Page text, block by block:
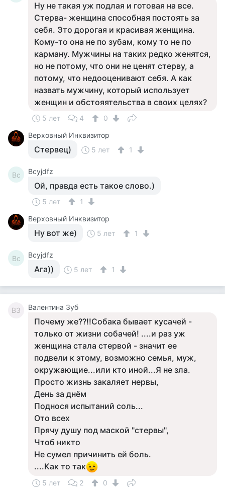
Ну не такая уж подлая и готовая на все.
Стерва- женщина способная постоять за
себя. Это дорогая и красивая женщина.
Кому-то она не по зубам, кому то не по
карману. Мужчины на таких редко женятся,
но не потому, что они не ценят стерву, а
потому, что недооценивают себя. А как
назвать мужчину, который использует
женщин и обстояятельства в своих целях?
5 лет 4
0
Верховный Инквизитор
Стервец) 5 лет 1
Bc Bcyjdfz
Ой, правда есть такое слово.)
5 лет
1
Верховный Инквизитор
Ну вот же) 5 лет 1
Bc Bcyjdfz
Ага)) 5 лет 1
ВЗ Валентина Зуб
Почему же??!!Собака бывает кусачей -
только от жизни собачей! ....и раз уж
женщина стала стервой - значит ее
подвели к этому, возможно семья, муж,
окружающие...или кто иной...Я не зла.
Просто жизнь закаляет нервы,
День за днём
Поднося испытаний соль...
Ото всех
Прячу душу под маской "стервы",
Чтоб никто
Не сумел причинить ей боль.
....Как то так
5 лет 2
0